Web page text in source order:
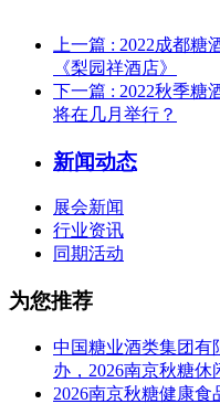
上一篇 : 2022成都糖
《梨园祥酒店》
下一篇 : 2022秋季糖
将在几月举行？
新闻动态
展会新闻
行业资讯
同期活动
为您推荐
中国糖业酒类集团有
办，2026南京秋糖
2026南京秋糖健康